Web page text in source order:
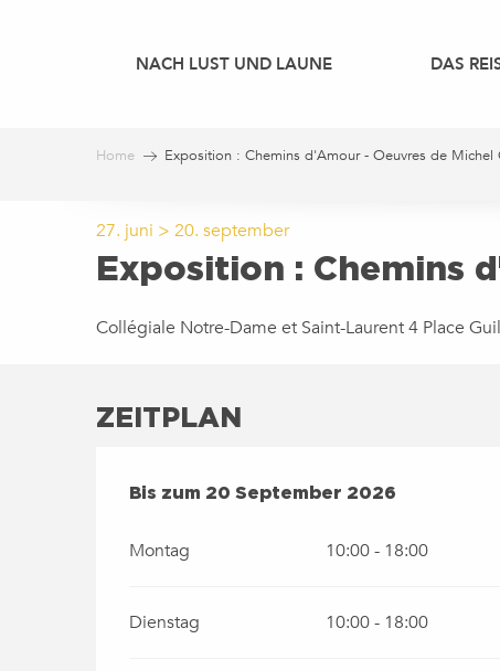
NACH LUST UND LAUNE DAS
Home Exposition : Chemins d'Amour - Oeuvres de Michel
27. juni > 20. september
Exposition : Chemins
Collégiale Notre-Dame et Saint-Laurent 4 Place
ZEITPLAN
VOM27 JUNI 2026BIS ZUM20 SEPTEMBER
Bis zum 20 September 2026
Montag 10:00 - 18:00
Dienstag 10:00 - 18:00